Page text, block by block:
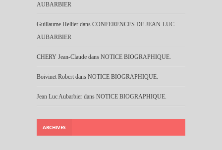
AUBARBIER
Guillaume Hellier dans CONFERENCES DE JEAN-LUC
AUBARBIER
CHERY Jean-Claude dans NOTICE BIOGRAPHIQUE.
Boivinet Robert dans NOTICE BIOGRAPHIQUE.
Jean Luc Aubarbier dans NOTICE BIOGRAPHIQUE.
ARCHIVES